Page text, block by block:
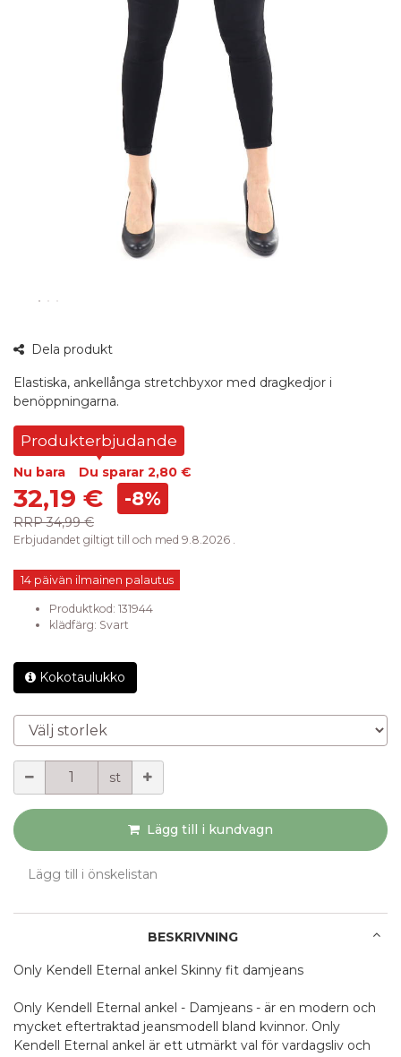
bild
Dela produkt
Elastiska, ankellånga stretchbyxor med dragkedjor i
benöppningarna.
Produkterbjudande
Nu bara Du sparar 2,80 €
32,19 €
RRP 34,99 €
-8%
Erbjudandet giltigt till och med 9.8.2026 .
14 päivän ilmainen palautus
Produktkod: 131944
klädfärg: Svart
Kokotaulukko
Välj storlek
st
Lägg till i kundvagn
Lägg till i önskelistan
BESKRIVNING
Only Kendell Eternal ankel Skinny fit damjeans
Only Kendell Eternal ankel - Damjeans - är en modern och
mycket eftertraktad jeansmodell bland kvinnor. Only
Kendell Eternal ankel är ett utmärkt val för vardagsliv och